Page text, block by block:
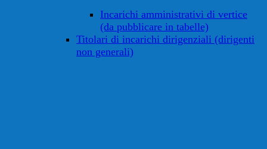
Incarichi amministrativi di vertice
(da pubblicare in tabelle)
Titolari di incarichi dirigenziali (dirigenti
non generali)